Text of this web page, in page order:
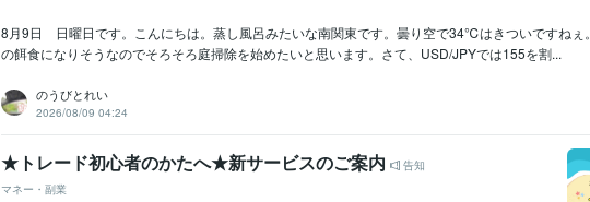
8月9日 日曜日です。こんにちは。蒸し風呂みたいな南関東です。曇り空で34℃はきついですねぇ
の餌食になりそうなのでそろそろ庭掃除を始めたいと思います。さて、USD/JPYでは155を割...
のうびとれい
2026/08/09 04:24
★トレード初心者のかたへ★新サービスのご案内
告知
マネー・副業